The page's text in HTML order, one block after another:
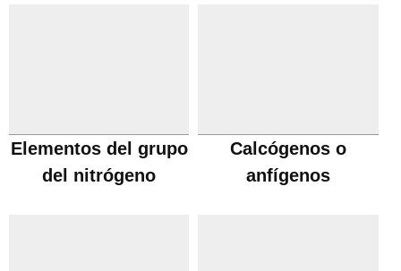
Elementos del grupo
del nitrógeno
Calcógenos o
anfígenos